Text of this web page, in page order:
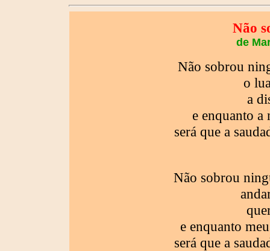
Não
de
Não sobrou
o
a
e enquanto
será que a
Não sobrou
e enquanto
será que a